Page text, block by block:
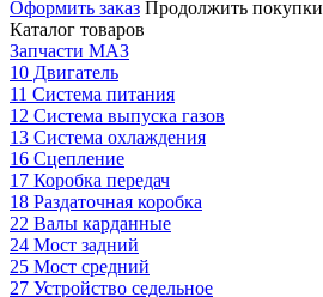
Оформить заказ Продолжить покупки
Каталог товаров
Запчасти МАЗ
10 Двигатель
11 Система питания
12 Система выпуска газов
13 Система охлаждения
16 Сцепление
17 Коробка передач
18 Раздаточная коробка
22 Валы карданные
24 Мост задний
25 Мост средний
27 Устройство седельное